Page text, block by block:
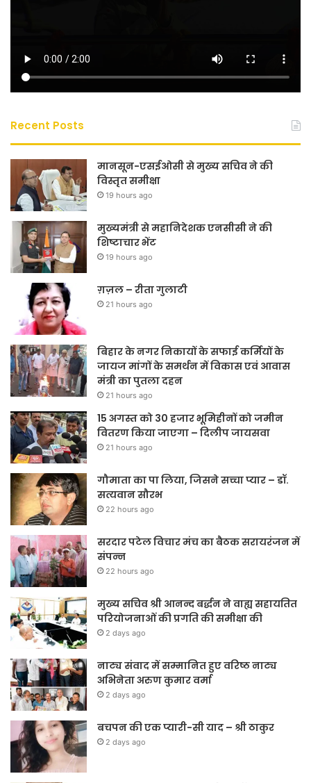
Recent Posts
मानसून-एसईओसी से मुख्य सचिव ने की
विस्तृत समीक्षा
19 hours ago
मुख्यमंत्री से महानिदेशक एनसीसी ने की
शिष्टाचार भेंट
19 hours ago
ग़ज़ल – रीता गुलाटी
21 hours ago
बिहार के नगर निकायों के सफाई कर्मियों के
जायज मांगों के समर्थन में विकास एवं आवास
मंत्री का पुतला दहन
21 hours ago
15 अगस्त को 30 हजार भूमिहीनों को जमीन
वितरण किया जाएगा – दिलीप जायसवा
21 hours ago
गौमाता का पा लिया, जिसने सच्चा प्यार – डॉ.
सत्यवान सौरभ
22 hours ago
सरदार पटेल विचार मंच का बैठक सरायरंजन में
संपन्न
22 hours ago
मुख्य सचिव श्री आनन्द बर्द्धन ने वाह्य सहायतित
परियोजनाओं की प्रगति की समीक्षा की
2 days ago
नाट्य संवाद में सम्मानित हुए वरिष्ठ नाट्य
अभिनेता अरुण कुमार वर्मा
2 days ago
बचपन की एक प्यारी-सी याद – श्री ठाकुर
2 days ago